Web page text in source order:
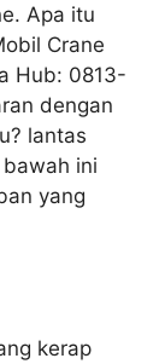
Apa itu
Crane
Hub: 0813-
dengan
lantas
ini
yang
kerap